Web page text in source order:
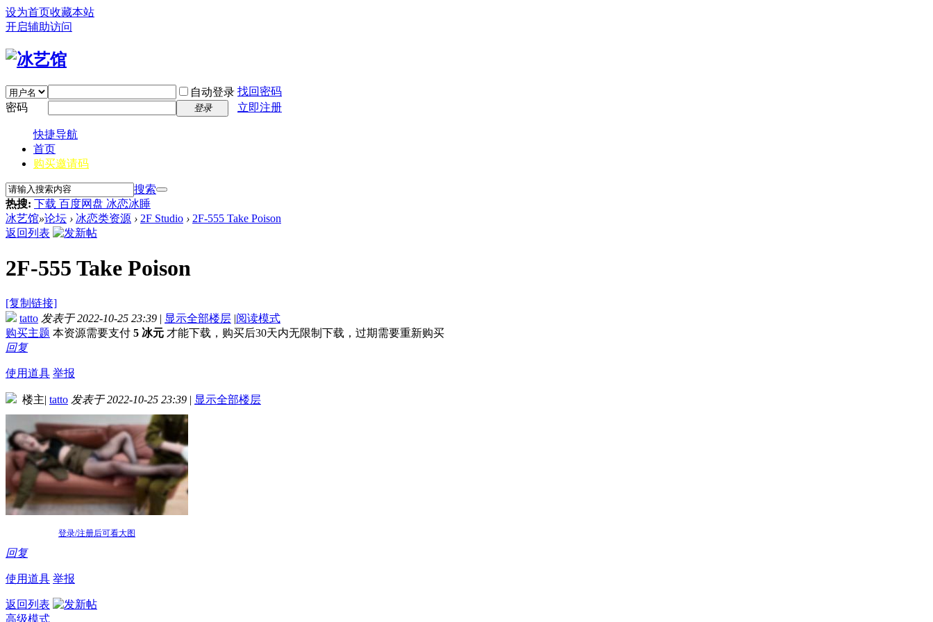
设为首页收藏本站
开启辅助访问
自动登录 找回密码
密码
登录 立即注册
快捷导航
首页
购买邀请码
搜索
热搜: 下载 百度网盘 冰恋冰睡
冰艺馆»论坛 › 冰恋类资源 › 2F Studio › 2F-555 Take Poison
返回列表
2F-555 Take Poison
[复制链接]
tatto 发表于 2022-10-25 23:39 | 显示全部楼层 |阅读模式
购买主题 本资源需要支付 5 冰元 才能下载，购买后30天内无限制下载，过期需要重新购买
回复
使用道具 举报
楼主| tatto 发表于 2022-10-25 23:39 | 显示全部楼层
登录/注册后可看大图
回复
使用道具 举报
返回列表
高级模式